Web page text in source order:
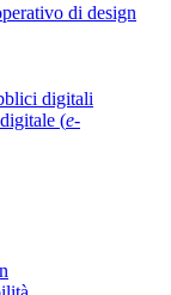
di design
digitali
(e-